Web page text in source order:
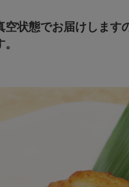
空状態でお届けします